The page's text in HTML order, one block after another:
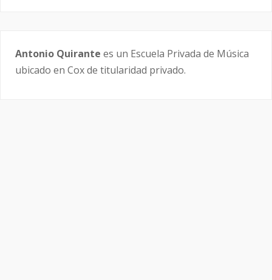
Antonio Quirante es un Escuela Privada de Música
ubicado en Cox de titularidad privado.